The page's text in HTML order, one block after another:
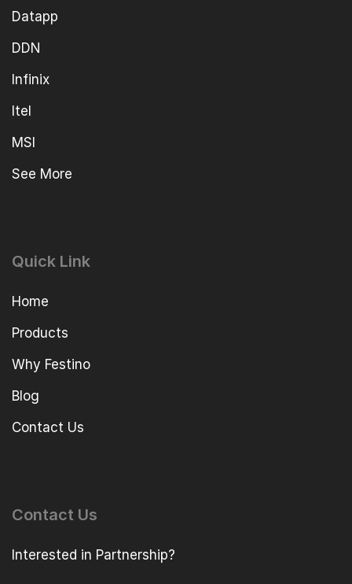
Datapp
DDN
Infinix
Itel
MSI
See More
Quick Link
Home
Products
Why Festino
Blog
Contact Us
Contact Us
Interested in Partnership?